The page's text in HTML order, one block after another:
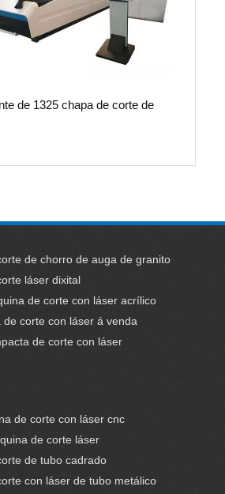
de 1325 chapa de corte de
de chorro de auga de granito
láser dixital
de corte con láser acrílico
de corte con láser á venda
de corte con láser
de corte con láser cnc
de corte láser
de tubo cadrado
con láser de tubo metálico